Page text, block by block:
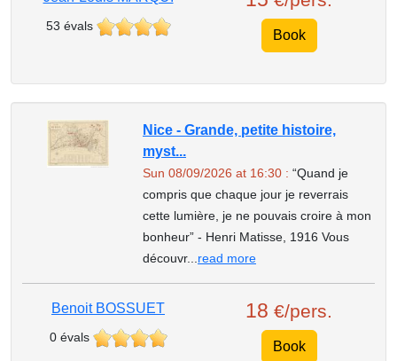
53 évals
Book
Nice - Grande, petite histoire,
myst...
Sun 08/09/2026 at 16:30 : “Quand je
compris que chaque jour je reverrais
cette lumière, je ne pouvais croire à mon
bonheur” - Henri Matisse, 1916 Vous
découvr... read more
Benoit BOSSUET
0 évals
18 €/pers.
Book